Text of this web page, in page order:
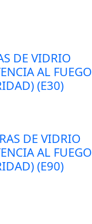
DE VIDRIO
AL FUEGO
(E30)
DE VIDRIO
AL FUEGO
(E90)